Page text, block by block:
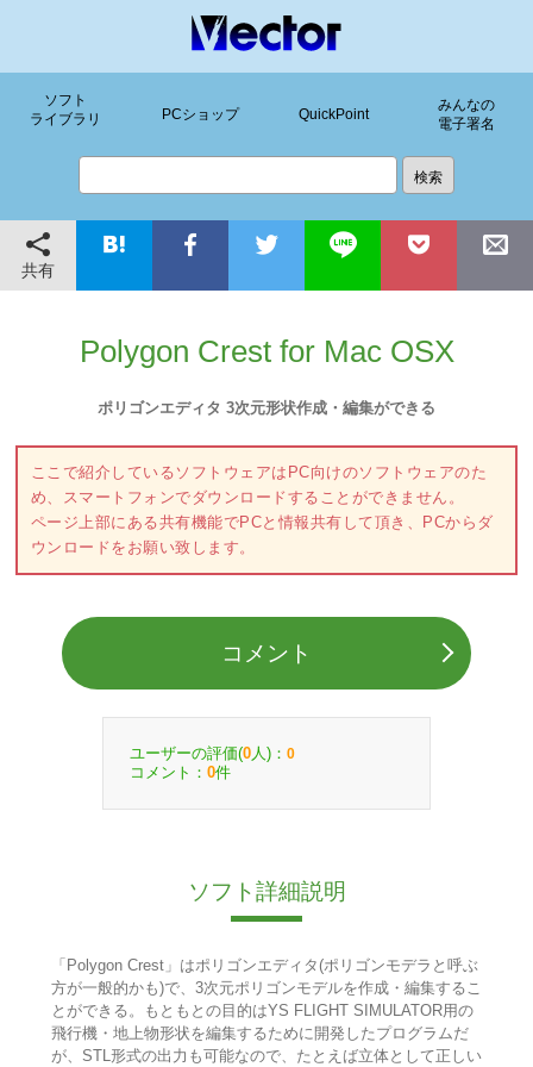
ソフト
ライブラリ
PCショップ QuickPoint
みんなの
電子署名
共有
Polygon Crest for Mac OSX
ポリゴンエディタ 3次元形状作成・編集ができる
ここで紹介しているソフトウェアはPC向けのソフトウェアのた
め、スマートフォンでダウンロードすることができません。
ページ上部にある共有機能でPCと情報共有して頂き、PCからダ
ウンロードをお願い致します。
コメント
ユーザーの評価(0 人)： 0
コメント： 0件
ソフト詳細説明
「Polygon Crest」はポリゴンエディタ(ポリゴンモデラと呼ぶ
方が一般的かも)で、3次元ポリゴンモデルを作成・編集するこ
とができる。もともとの目的はYS FLIGHT SIMULATOR用の
飛行機・地上物形状を編集するために開発したプログラムだ
が、STL形式の出力も可能なので、たとえば立体として正しい